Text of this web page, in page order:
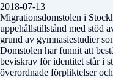
2018-07-13
Migrationsdomstolen i
uppehållstillstånd med stöd
grund av gymnasiestudier
Domstolen har funnit att
beviskrav för identitet står i
överordnade förpliktelser